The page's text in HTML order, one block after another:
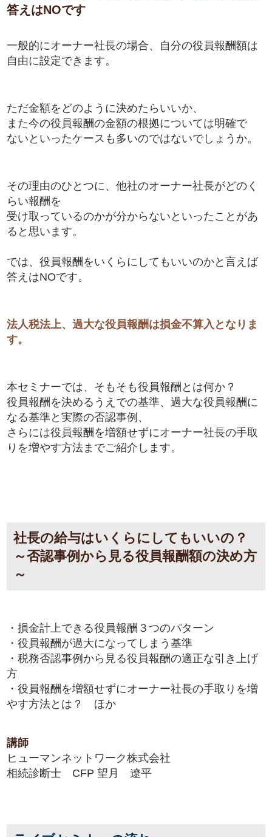
答えはNOです
一般的にオーナー社長の場合、自分の役員報酬額は
自由に設定できます。
ただ金額をどのように決めたらいいか、
また今の役員報酬の金額の根拠については明確で
ないといったケースも多いのではないでしょうか。
その理由のひとつに、他社のオーナー社長がどのく
らい報酬を
受け取っているのかが分からないといったことがあ
ると思います。
では、役員報酬をいくらにしてもいいのかと言えば
答えはNOです。
法人税法上、過大な役員報酬は損金不算入となりま
す。
本セミナーでは、そもそも役員報酬とは何か？
役員報酬を決めるうえでの基準、過大な役員報酬に
なる基準と実際の否認事例、
さらには役員報酬を増額せずにオーナー社長の手取
りを増やす方法までご紹介します。
社長の給与はいくらにしてもいいの？
～否認事例から見る役員報酬額の決め方
～
・損金計上できる役員報酬３つのパターン
・役員報酬が過大になってしまう基準
・税務否認事例から見る役員報酬の適正な引き上げ
方
・役員報酬を増額せずにオーナー社長の手取りを増
やす方法とは？ ほか
講師
ヒューマンネットワーク株式会社
相続診断士 CFP 望月 遼平